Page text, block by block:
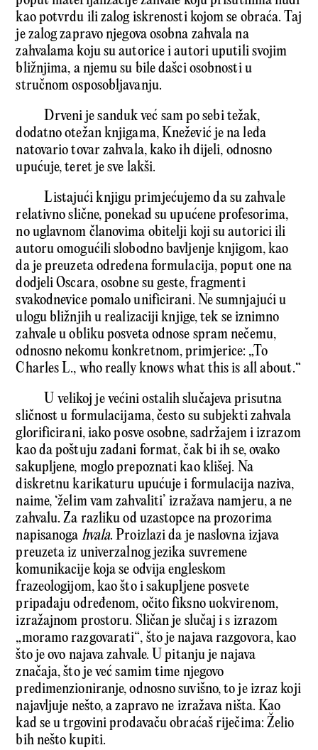
kao potvrdu ili zalog iskrenosti kojom se obraća. Taj
je zalog zapravo njegova osobna zahvala na
zahvalama koju su autorice i autori uputili svojim
bližnjima, a njemu su bile dašci osobnosti u
stručnom osposobljavanju.
Drveni je sanduk već sam po sebi težak,
dodatno otežan knjigama, Knežević je na leđa
natovario tovar zahvala, kako ih dijeli, odnosno
upućuje, teret je sve lakši.
Listajući knjigu primjećujemo da su zahvale
relativno slične, ponekad su upućene profesorima,
no uglavnom članovima obitelji koji su autorici ili
autoru omogućili slobodno bavljenje knjigom, kao
da je preuzeta određena formulacija, poput one na
dodjeli Oscara, osobne su geste, fragmenti
svakodnevice pomalo unificirani. Ne sumnjajući u
ulogu bližnjih u realizaciji knjige, tek se iznimno
zahvale u obliku posveta odnose spram nečemu,
odnosno nekomu konkretnom, primjerice: „To
Charles L., who really knows what this is all about.“
U velikoj je većini ostalih slučajeva prisutna
sličnost u formulacijama, često su subjekti zahvala
glorificirani, iako posve osobne, sadržajem i izrazom
kao da poštuju zadani format, čak bi ih se, ovako
sakupljene, moglo prepoznati kao klišej. Na
diskretnu karikaturu upućuje i formulacija naziva,
naime, ‘želim vam zahvaliti’ izražava namjeru, a ne
zahvalu. Za razliku od uzastopce na prozorima
napisanoga hvala. Proizlazi da je naslovna izjava
preuzeta iz univerzalnog jezika suvremene
komunikacije koja se odvija engleskom
frazeologijom, kao što i sakupljene posvete
pripadaju određenom, očito fiksno uokvirenom,
izražajnom prostoru. Sličan je slučaj i s izrazom
„moramo razgovarati“, što je najava razgovora, kao
što je ovo najava zahvale. U pitanju je najava
značaja, što je već samim time njegovo
predimenzioniranje, odnosno suvišno, to je izraz koji
najavljuje nešto, a zapravo ne izražava ništa. Kao
kad se u trgovini prodavaču obraćaš riječima: Želio
bih nešto kupiti.